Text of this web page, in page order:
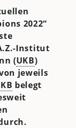
2022“
Institut
(UKB)
jeweils
belegt